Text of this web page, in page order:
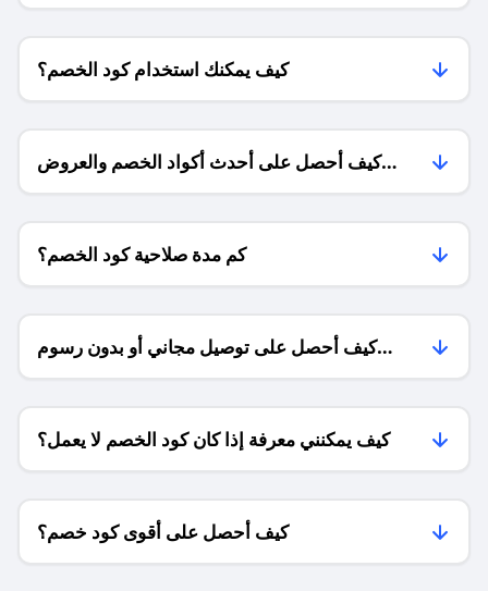
كيف يمكنك استخدام كود الخصم؟
كيف أحصل على أحدث أكواد الخصم والعروض
للمتاجر؟
كم مدة صلاحية كود الخصم؟
كيف أحصل على توصيل مجاني أو بدون رسوم
الشحن ؟
كيف يمكنني معرفة إذا كان كود الخصم لا يعمل؟
كيف أحصل على أقوى كود خصم؟